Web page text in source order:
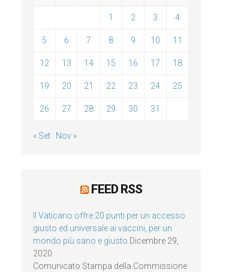
1 2 3 4
5 6 7 8 9 10 11
12 13 14 15 16 17 18
19 20 21 22 23 24 25
26 27 28 29 30 31
« Set Nov »
FEED RSS
Il Vaticano offre 20 punti per un accesso
giusto ed universale ai vaccini, per un
mondo più sano e giusto Dicembre 29,
2020
Comunicato Stampa della Commissione